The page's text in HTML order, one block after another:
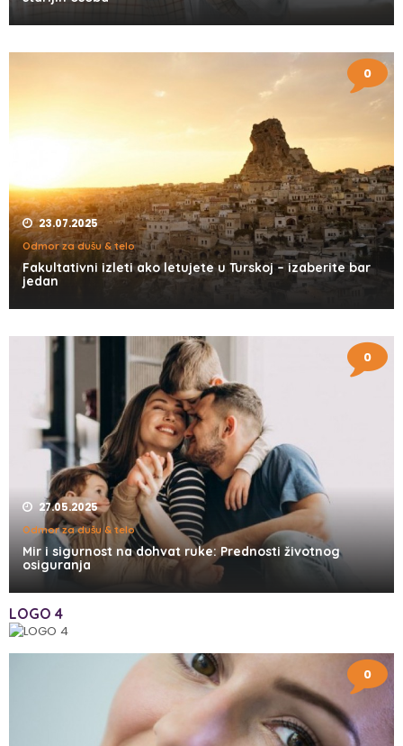
0
23.07.2025
Odmor za dušu & telo
Fakultativni izleti ako letujete u Turskoj – izaberite bar
jedan
0
27.05.2025
Odmor za dušu & telo
Mir i sigurnost na dohvat ruke: Prednosti životnog
osiguranja
LOGO 4
0